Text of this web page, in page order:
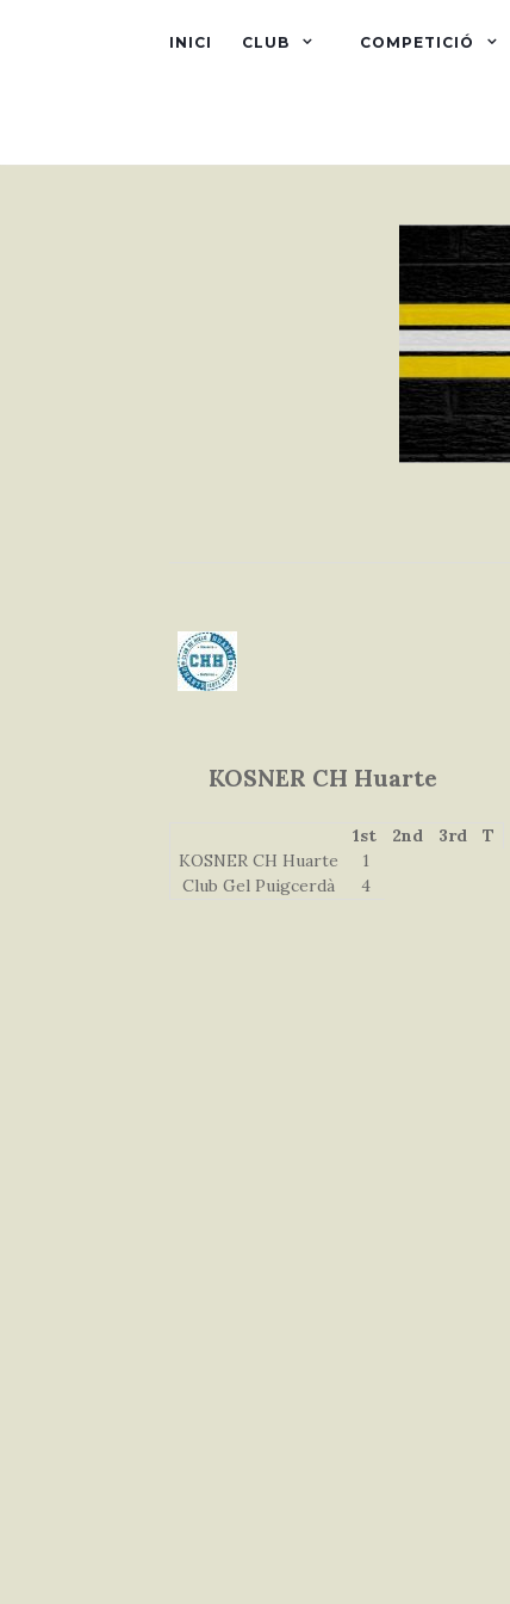
INICI CLUB COMPETICIÓ
KOSNER CH Huarte
1st 2nd 3rd
T
KOSNER CH Huarte
1
Club Gel Puigcerdà
4